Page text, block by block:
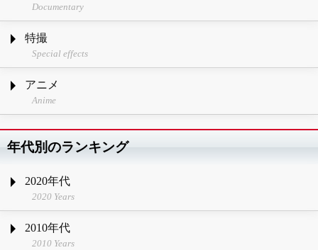
Documentary
特撮
Special effects
アニメ
Anime
年代別のランキング
2020年代
2020 Years
2010年代
2010 Years